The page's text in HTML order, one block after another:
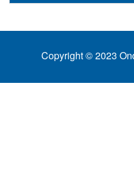
Copyright © 2023